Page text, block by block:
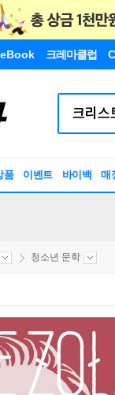
eBook 크레마클럽
품 이벤트 바이백 매
청소년 문학